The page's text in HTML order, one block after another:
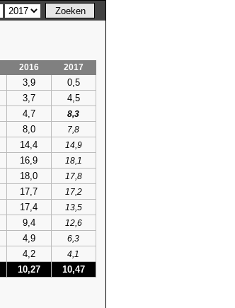
2016
2017
3,9 0,5
3,7 4,5
4,7
8,3
8,0
7,8
14,4
14,9
16,9
18,1
18,0
17,8
17,7
17,2
17,4
13,5
9,4
12,6
4,9
6,3
4,2 4,1
10,27 10,47